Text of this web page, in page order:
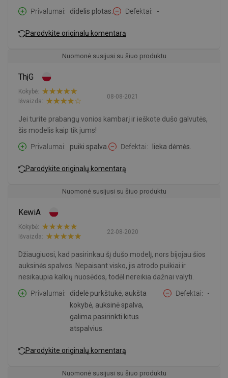
Privalumai
didelis plotas. Defektai -
Parodykite originalų komentarą
Nuomonė susijusi su šiuo produktu
ThịG
08-08-2021
Kokybė:
Išvaizda:
Jei turite prabangų vonios kambarį ir ieškote dušo galvutės,
šis modelis kaip tik jums!
Privalumai
puiki spalva. Defektai lieka dėmės.
Parodykite originalų komentarą
Nuomonė susijusi su šiuo produktu
KewiA
22-08-2020
Kokybė:
Išvaizda:
Džiaugiuosi, kad pasirinkau šį dušo modelį, nors bijojau šios
auksinės spalvos. Nepaisant visko, jis atrodo puikiai ir
nesikaupia kalkių nuosėdos, todėl nereikia dažnai valyti.
Privalumai
didelė purkštukė, aukšta
kokybė, auksinė spalva,
galima pasirinkti kitus
atspalvius.
Defektai -
Parodykite originalų komentarą
Nuomonė susijusi su šiuo produktu